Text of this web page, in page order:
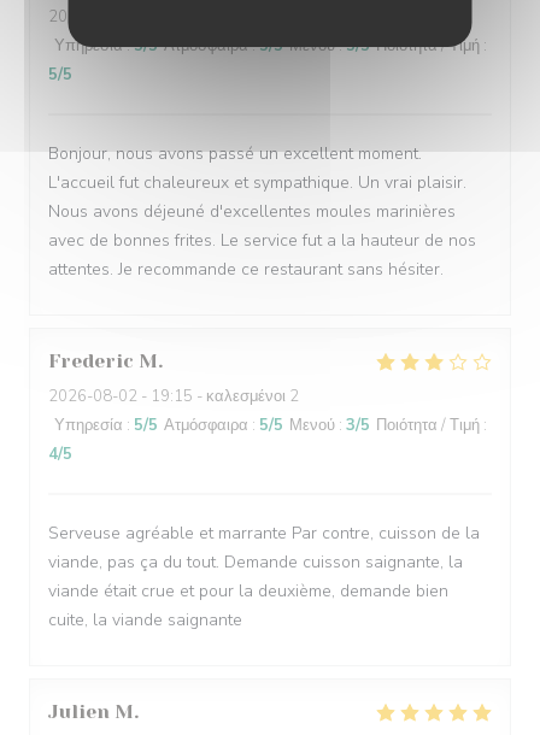
2026-07-31
Υπηρεσία:5/5 Ατμόσφαιρα:5/5 Μενού:5/5 Ποιότητα / Τιμή :
5/5
Bonjour, nous avons passé un excellent moment.
L'accueil fut chaleureux et sympathique. Un vrai plaisir.
Nous avons déjeuné d'excellentes moules marinières
avec de bonnes frites. Le service fut a la hauteur de nos
attentes. Je recommande ce restaurant sans hésiter.
Frederic M
2026-08-02 - 19:15 - καλεσμένοι 2
Υπηρεσία : 5/5 Ατμόσφαιρα : 5/5 Μενού : 3/5 Ποιότητα / Τιμή :
4/5
Serveuse agréable et marrante Par contre, cuisson de la
viande, pas ça du tout. Demande cuisson saignante, la
viande était crue et pour la deuxième, demande bien
cuite, la viande saignante
Julien M